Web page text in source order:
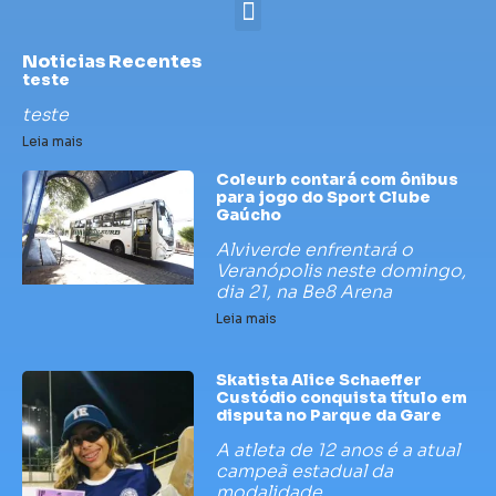
Noticias Recentes
teste
teste
Leia mais
Coleurb contará com ônibus
para jogo do Sport Clube
Gaúcho
Alviverde enfrentará o
Veranópolis neste domingo,
dia 21, na Be8 Arena
Leia mais
Skatista Alice Schaeffer
Custódio conquista título em
disputa no Parque da Gare
A atleta de 12 anos é a atual
campeã estadual da